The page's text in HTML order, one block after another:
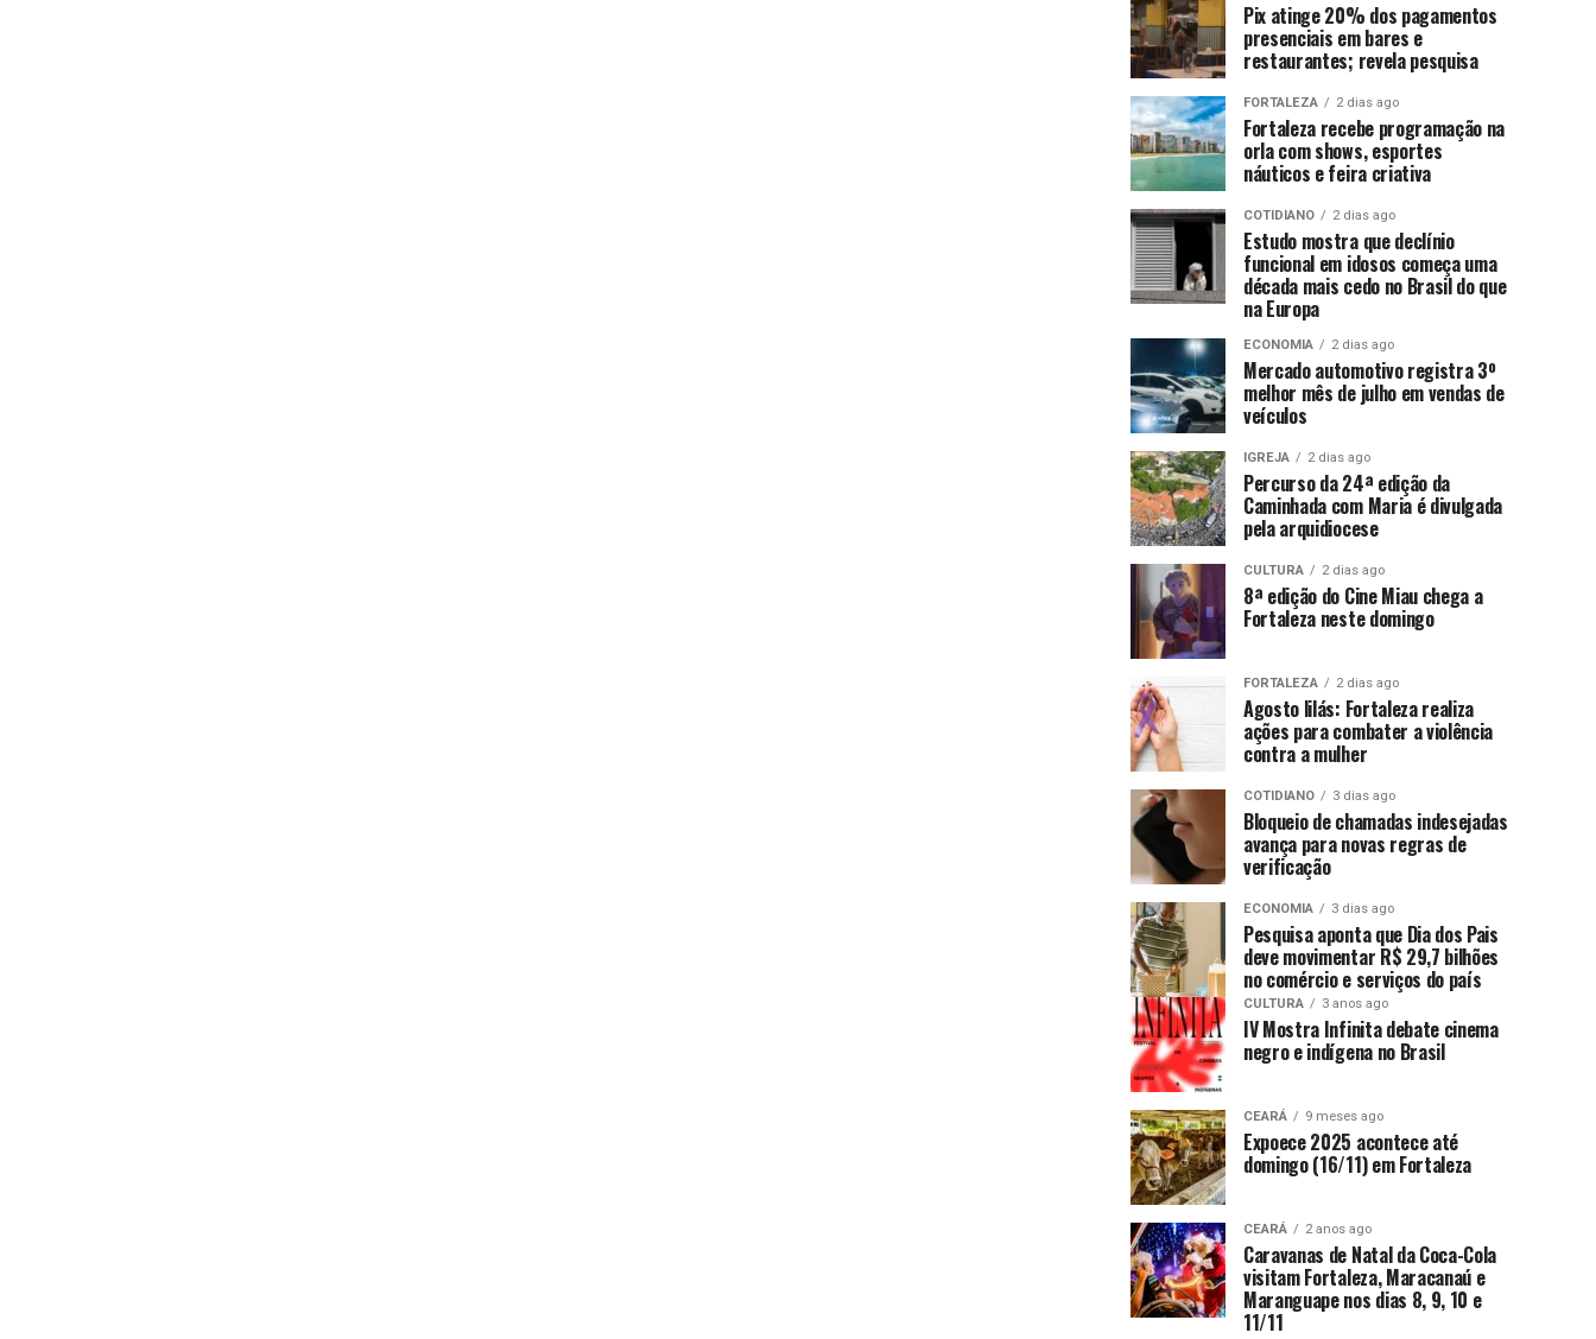
Pix atinge 20% dos pagamentos
presenciais em bares e
restaurantes; revela pesquisa
FORTALEZA 2 dias ago
Fortaleza recebe programação na
orla com shows, esportes
náuticos e feira criativa
COTIDIANO 2 dias ago
Estudo mostra que declínio
funcional em idosos começa uma
década mais cedo no Brasil do que
na Europa
ECONOMIA 2 dias ago
Mercado automotivo registra 3º
melhor mês de julho em vendas de
veículos
IGREJA 2 dias ago
Percurso da 24ª edição da
Caminhada com Maria é divulgada
pela arquidiocese
CULTURA 2 dias ago
8ª edição do Cine Miau chega a
Fortaleza neste domingo
FORTALEZA 2 dias ago
Agosto lilás: Fortaleza realiza
ações para combater a violência
contra a mulher
COTIDIANO 3 dias ago
Bloqueio de chamadas indesejadas
avança para novas regras de
verificação
ECONOMIA 3 dias ago
Pesquisa aponta que Dia dos Pais
deve movimentar R$ 29,7 bilhões
no comércio e serviços do país
CULTURA 3 anos ago
IV Mostra Infinita debate cinema
negro e indígena no Brasil
CEARÁ 9 meses ago
Expoece 2025 acontece até
domingo (16/11) em Fortaleza
CEARÁ 2 anos ago
Caravanas de Natal da Coca-Cola
visitam Fortaleza, Maracanaú e
Maranguape nos dias 8, 9, 10 e
11/11